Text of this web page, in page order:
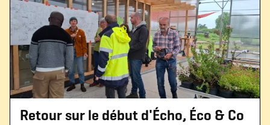
Retour sur le début d'Écho, Éco & Co